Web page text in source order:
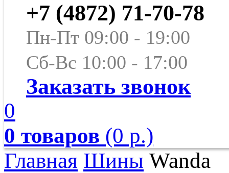
+7 (4872) 71-70-78
Пн-Пт 09:00 - 19:00
Сб-Вс 10:00 - 17:00
Заказать звонок
0
0 товаров (0 р.)
Главная Шины Wanda